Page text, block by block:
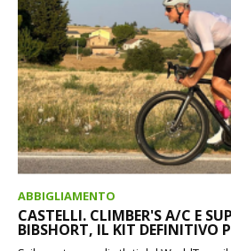
ABBIGLIAMENTO
CASTELLI. CLIMBER'S A/C E
BIBSHORT, IL KIT DEFINITIVO